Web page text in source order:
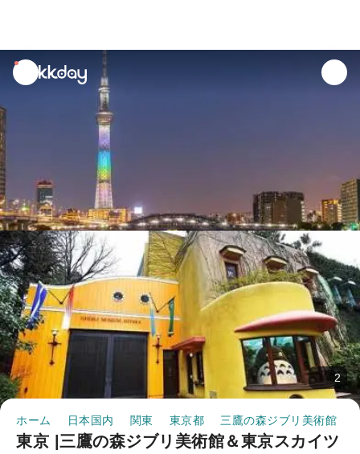
unread
notifications
2
ホーム 日本国内 関東 東京都 三鷹の森ジブリ美術館
東京 |三鷹の森ジブリ美術館＆東京スカイツ